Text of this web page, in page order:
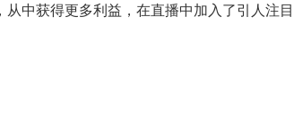
中获得更多利益，在直播中加入了引人注